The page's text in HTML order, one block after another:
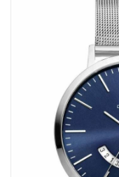
Merken
Cadeaukaarten